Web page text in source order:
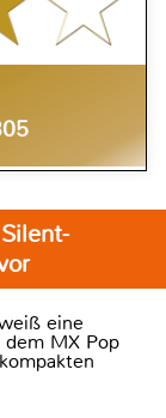
eine
MX Pop